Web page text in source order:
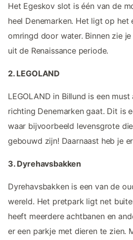
Het Egeskov slot is één van de
heel Denemarken. Het ligt op het
omringd door water. Binnen zie
uit de Renaissance periode.
2. LEGOLAND
LEGOLAND in Billund is een
richting Denemarken gaat. Dit is
waar bijvoorbeeld levensgrote
gebouwd zijn! Daarnaast heb je
3. Dyrehavsbakken
Dyrehavsbakken is een van de
wereld. Het pretpark ligt net
heeft meerdere achtbanen en
er een parkje met dieren te zien.